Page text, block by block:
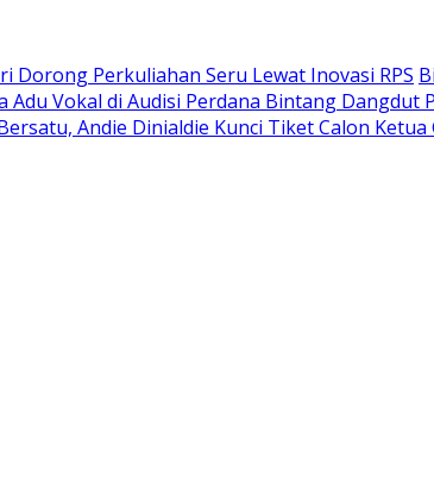
Dorong Perkuliahan Seru Lewat Inovasi RPS
Adu Vokal di Audisi Perdana Bintang Dangdut
Andie Dinialdie Kunci Tiket Calon Ketua